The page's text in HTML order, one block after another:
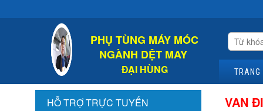
PHỤ TÙNG MÁY MÓC
NGÀNH DỆT MAY
ĐẠI HÙNG TRANG
HỖ TRỢ TRỰC TUYẾN VAN